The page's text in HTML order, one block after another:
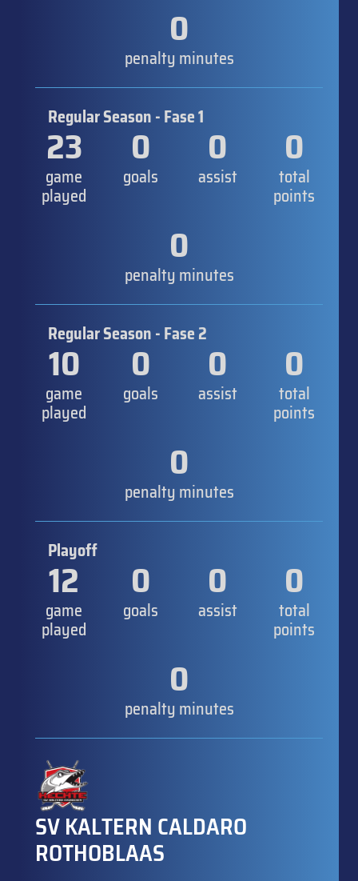
0
penalty minutes
Regular Season - Fase 1
23
game
played
0
goals
0
assist
0
total
points
0
penalty minutes
Regular Season - Fase 2
10
game
played
0
goals
0
assist
0
total
points
0
penalty minutes
Playoff
12
game
played
0
goals
0
assist
0
total
points
0
penalty minutes
SV KALTERN CALDARO
ROTHOBLAAS